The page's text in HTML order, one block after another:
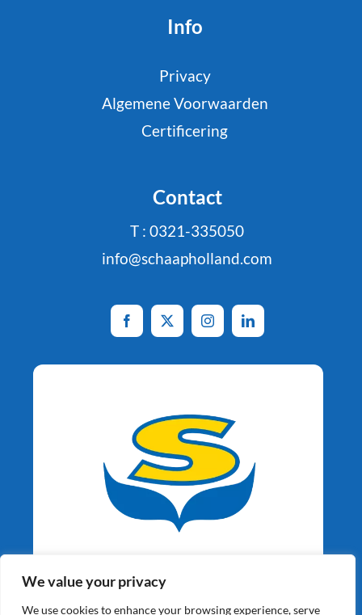
We value your privacy
We use cookies to enhance your browsing experience, serve
Info
Privacy
Algemene Voorwaarden
Certificering
Contact
T : 0321-335050
info@schaapholland.com